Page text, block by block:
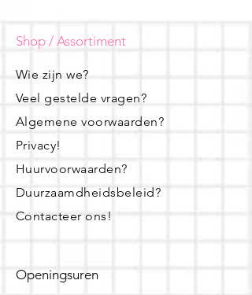
Shop / Assortiment
Wie zijn we?
Veel gestelde vragen?
Algemene voorwaarden?
Privacy!
Huurvoorwaarden?
Duurzaamdheidsbeleid?
Contacteer ons!
Openingsuren